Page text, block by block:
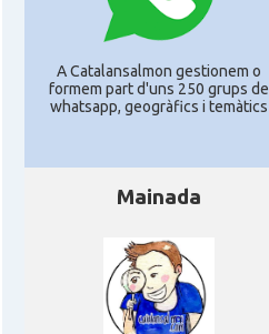
A Catalansalmon gestionem o
formem part d'uns 250 grups de
whatsapp, geogràfics i temàtics
Mainada